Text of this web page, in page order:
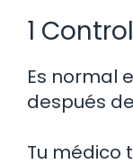
1
Es normal
después
Tu médico